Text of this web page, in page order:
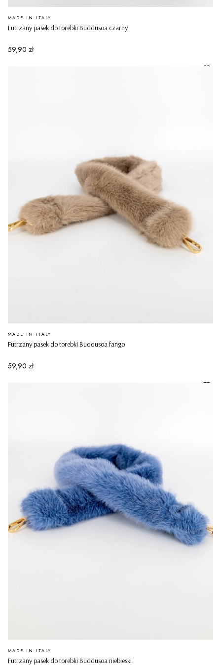
Futrzany pasek do torebki Buddusoa czarny
PRODUCENT
MADE IN ITALY
Cena
59,90 zł
Futrzany pasek do torebki Buddusoa fango
PRODUCENT
MADE IN ITALY
Cena
59,90 zł
Futrzany pasek do torebki Buddusoa niebieski
PRODUCENT
MADE IN ITALY